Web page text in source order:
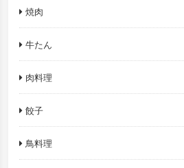
焼肉
牛たん
肉料理
餃子
鳥料理